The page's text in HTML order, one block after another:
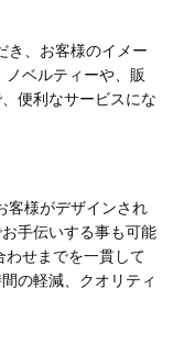
き、お客様のイメー
ベルティーや、販
便利なサービスにな
客様がデザインされ
手伝いする事も可能
わせまでを一貫して
の軽減、クオリティ